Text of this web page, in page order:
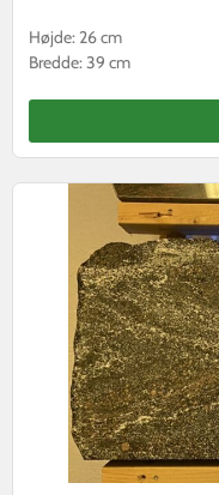
Højde: 26 cm
Bredde: 39 cm